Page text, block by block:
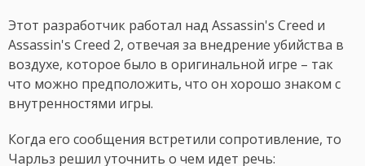
Этот разработчик работал над Assassin's Creed и
Assassin's Creed 2, отвечая за внедрение убийства в
воздухе, которое было в оригинальной игре – так
что можно предположить, что он хорошо знаком с
внутренностями игры.
Когда его сообщения встретили сопротивление, то
Чарльз решил уточнить о чем идет речь: